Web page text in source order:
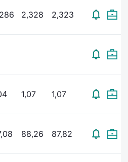
2,328 2,323
1,07 1,07
88,26 87,82